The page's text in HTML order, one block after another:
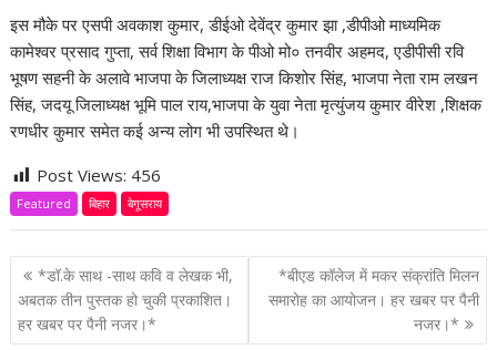
इस मौके पर एसपी अवकाश कुमार, डीईओ देवेंद्र कुमार झा ,डीपीओ माध्यमिक
कामेश्वर प्रसाद गुप्ता, सर्व शिक्षा विभाग के पीओ मो० तनवीर अहमद, एडीपीसी रवि
भूषण सहनी के अलावे भाजपा के जिलाध्यक्ष राज किशोर सिंह, भाजपा नेता राम लखन
सिंह, जदयू जिलाध्यक्ष भूमि पाल राय,भाजपा के युवा नेता मृत्युंजय कुमार वीरेश ,शिक्षक
रणधीर कुमार समेत कई अन्य लोग भी उपस्थित थे।
Post Views: 456
Featured बिहार बेगूसराय
P
o
s
*डॉ.के साथ -साथ कवि व लेखक भी,
अबतक तीन पुस्तक हो चुकी प्रकाशित।
हर खबर पर पैनी नजर।*
*बीएड कॉलेज में मकर संक्रांति मिलन
समारोह का आयोजन। हर खबर पर पैनी
नजर।*